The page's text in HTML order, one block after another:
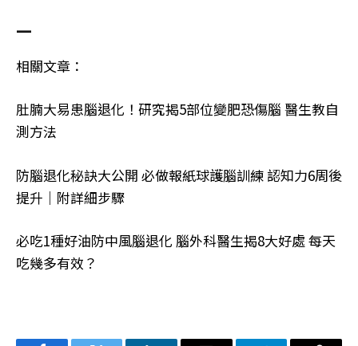
—
相關文章：
肚腩大易患腦退化！研究揭5部位變肥恐傷腦 醫生教自
測方法
防腦退化秘訣大公開 必做報紙球護腦訓練 認知力6周後
提升｜附詳細步驟
必吃1種好油防中風腦退化 腦外科醫生揭8大好處 每天
吃幾多有效？